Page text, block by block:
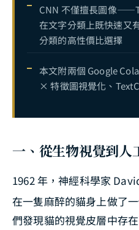
CNN 不僅擅長圖像
在文字分類上既快速又
分類的高性價比選擇
本文附兩個 Google
× 特徵圖視覺化、
一、從生物視覺到
1962 年，神經科學家
在一隻麻醉的貓身上做了
們發現貓的視覺皮層中存